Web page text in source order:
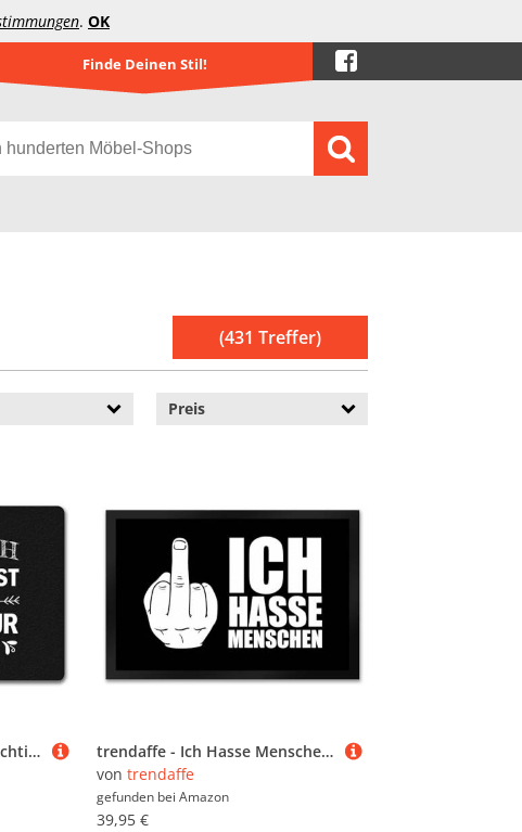
. OK
Finde Deinen Stil!
(431 Treffer)
Preis
trendaffe Ob du wirklich richtig stehst Fußmatte randlos mit Motiv
trendaffe - Ich Hasse Menschen Fußmatte XXL mit Mittelfinger Motiv
von trendaffe
gefunden bei Amazon
39,95 €